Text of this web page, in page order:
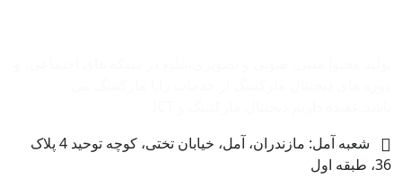
شعبه آمل: مازندران، آمل، خیابان تختی، کوچه توحید 4 پلاک
36، طبقه اول